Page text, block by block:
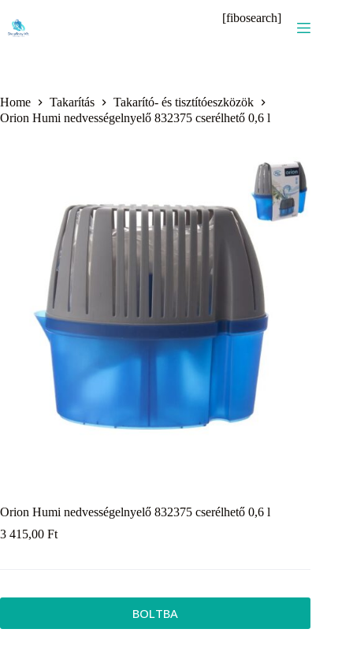
content
[fibosearch]
Home Takarítás
Takarító- és tisztítóeszközök
Orion Humi nedvességelnyelő 832375 cserélhető 0,6 l
Orion Humi nedvességelnyelő 832375 cserélhető 0,6 l
3 415,00 Ft
BOLTBA